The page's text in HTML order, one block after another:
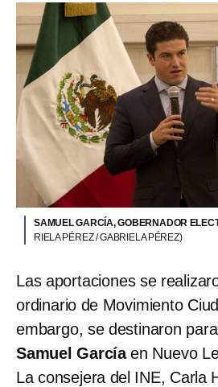
SAMUEL GARCÍA, GOBERNADOR
RIELA PÉREZ / GABRIELA PÉREZ)
Las aportaciones se
ordinario de Movimiento
embargo, se destinaron
Samuel Garcíaen Nuevo
La consejera del INE, Carla